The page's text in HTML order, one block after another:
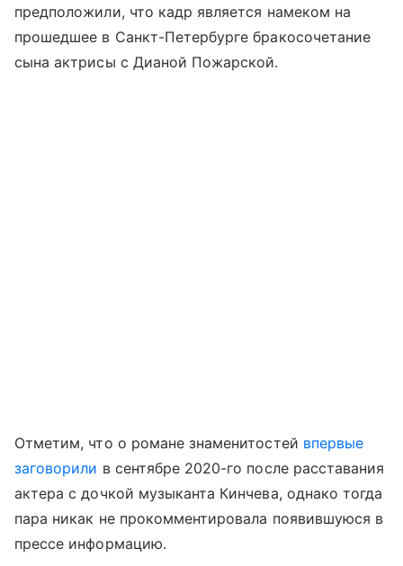
предположили, что кадр является намеком на
прошедшее в Санкт-Петербурге бракосочетание
сына актрисы с Дианой Пожарской.
Отметим, что о романе знаменитостей впервые
заговорили в сентябре 2020-го после расставания
актера с дочкой музыканта Кинчева, однако тогда
пара никак не прокомментировала появившуюся в
прессе информацию.